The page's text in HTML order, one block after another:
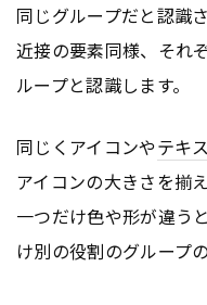
同じグループだと認識
近接の要素同様、それ
ループと認識します。
同じくアイコンやテキ
アイコンの大きさを揃
一つだけ色や形が違う
け別の役割のグループ